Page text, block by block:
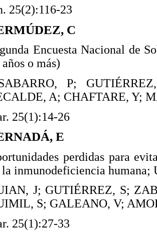
25(2):116-23
C
Encuesta Nacional de
o más)
P;
A; CHAFTARE, Y;
25(1):14-26
E
perdidas para
la inmunodeficiencia humana;
J; GUTIÉRREZ, S;
S; GALEANO, V;
25(1):27-33